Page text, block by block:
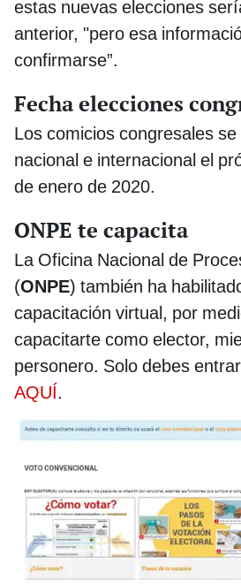
estas nuevas elecciones
anterior, "pero esa
confirmarse”.
Fecha elecciones
Los comicios congresales
nacional e internacional el
de enero de 2020.
ONPE te capacita
La Oficina Nacional de
(ONPE) también ha
capacitación virtual, por
capacitarte como elector,
personero. Solo debes
AQUÍ.